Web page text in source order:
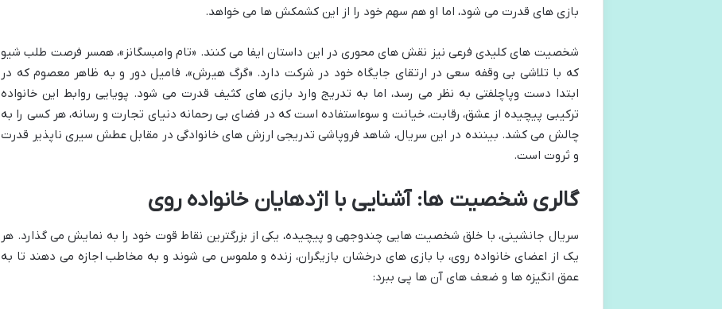
بازی های قدرت می شود، اما او هم سهم خود را از این کشمکش ها می خواهد.
شخصیت های کلیدی فرعی نیز نقش های محوری در این داستان ایفا می کنند. «تام وامبسگانز»، همسر فرصت طلب شیو
که با تلاشی بی وقفه سعی در ارتقای جایگاه خود در شرکت دارد. «گرگ هیرش»، فامیل دور و به ظاهر معصوم که در
ابتدا دست وپاچلفتی به نظر می رسد، اما به تدریج وارد بازی های کثیف قدرت می شود. پویایی روابط این خانواده
ترکیبی پیچیده از عشق، رقابت، خیانت و سوءاستفاده است که در فضای بی رحمانه دنیای تجارت و رسانه، هر کسی را به
چالش می کشد. بیننده در این سریال، شاهد فروپاشی تدریجی ارزش های خانوادگی در مقابل عطش سیری ناپذیر قدرت
و ثروت است.
گالری شخصیت ها: آشنایی با اژدهایان خانواده روی
سریال جانشینی، با خلق شخصیت هایی چندوجهی و پیچیده، یکی از بزرگترین نقاط قوت خود را به نمایش می گذارد. هر
یک از اعضای خانواده روی، با بازی های درخشان بازیگران، زنده و ملموس می شوند و به مخاطب اجازه می دهند تا به
عمق انگیزه ها و ضعف های آن ها پی ببرد: